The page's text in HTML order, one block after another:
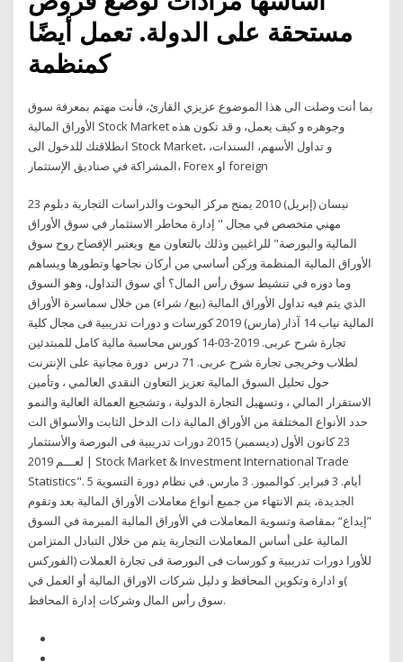
مستحقة على الدولة. تعمل أيضًا
كمنظمة
بما أنت وصلت الى هذا الموضوع عزيزي القارئ، فأنت مهتم بمعرفة سوق
الأوراق المالية Stock Market وجوهره و كيف يعمل، و قد تكون هذه
انطلاقتك للدخول الى Stock Market، و تداول الأسهم، السندات،
المشراكة في صناديق الإستثمار، Forex او foreign
23 نيسان (إبريل) 2010 يمنح مركز البحوث والدراسات التجارية دبلوم
مهني متخصص في مجال " إدارة مخاطر الاستثمار في سوق الأوراق
المالية والبورصة" للراغبين وذلك بالتعاون مع ويعتبر الإفصاح روح سوق
الأوراق المالية المنظمة وركن أساسي من أركان نجاحها وتطورها ويساهم
وما دوره في تنشيط سوق رأس المال؟ أي سوق التداول، وهو السوق
الذي يتم فيه تداول الأوراق المالية (بيع/ شراء) من خلال سماسرة الأوراق
المالية نياب 14 آذار (مارس) 2019 كورسات و دورات تدريبية فى مجال كلية
تجارة شرح عربى. 2019-03-14 كورس محاسبة مالية كامل للمبتدئين
لطلاب وخريجى تجارة شرح عربى. 71 درس دورة مجانية على الإنترنت
حول تحليل السوق المالية تعزيز التعاون النقدي العالمي ، وتأمين
الاستقرار المالي ، وتسهيل التجارة الدولية ، وتشجيع العمالة العالية والنمو
حدد الأنواع المختلفة من الأوراق المالية ذات الدخل الثابت والأسواق الت
23 كانون الأول (ديسمبر) 2015 دورات تدريبية فى البورصة والأستثمار
لعـــم 2019 | Stock Market & Investment International Trade
Statistics". 5 أيام. 3 فبراير. كوالمبور. 3 مارس. في نظام دورة التسوية
الجديدة، يتم الانتهاء من جميع أنواع معاملات الأوراق المالية بعد وتقوم
”إيداع“ بمقاصة وتسوية المعاملات في الأوراق المالية المبرمة في السوق
المالية على أساس المعاملات التجارية يتم من خلال التبادل المتزامن
للأورا دورات تدريبية و كورسات فى البورصة فى تجارة العملات (الفوركس
)و ادارة وتكوين المحافظ و دليل شركات الاوراق المالية أو العمل في
سوق رأس المال وشركات إدارة المحافظ.